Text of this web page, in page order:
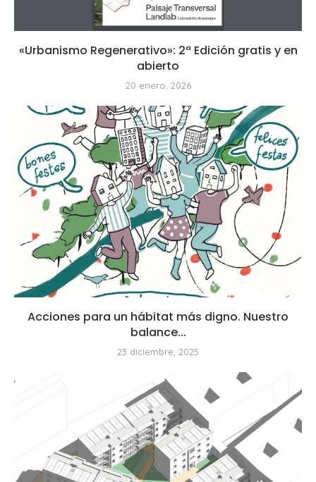
«Urbanismo Regenerativo»: 2ª Edición gratis y en
abierto
20 enero, 2026
Acciones para un hábitat más digno. Nuestro
balance...
23 diciembre, 2025